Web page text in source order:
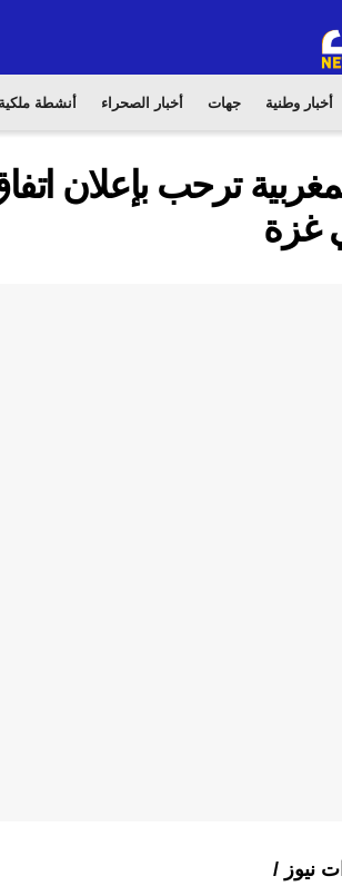
أخبار وطنية جهات أخبار الصحراء أنشطة ملكية
ترحب بإعلان
غزة
نيوز /